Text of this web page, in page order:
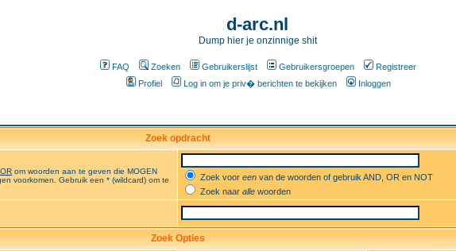
d-arc.nl
Dump hier je onzinnige shit
FAQ Zoeken Gebruikerslijst Gebruikersgroepen
Registreer
Profiel
Log in om je priv� berichten te bekijken Inloggen
Zoek opdracht
OR om woorden aan te geven die MOGEN
voorkomen. Gebruik een * (wildcard) om te
Zoek voor een van de woorden of gebruik AND, OR en NOT
Zoek naar alle woorden
Zoek Opties